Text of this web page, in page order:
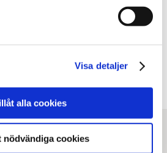
Visa detaljer
alla cookies
nödvändiga cookies